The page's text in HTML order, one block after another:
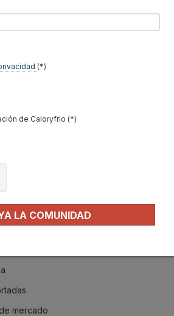
del sector
Actualidad
mercado
(*)
de Caloryfrio (*)
LA COMUNIDAD